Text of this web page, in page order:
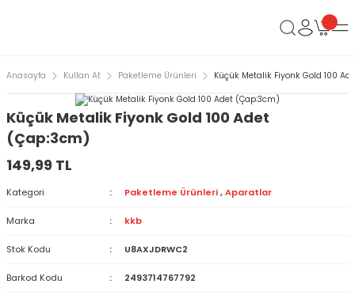
Anasayfa Kullan At Paketleme Ürünleri Küçük Metalik Fiyonk Gold 100
Küçük Metalik Fiyonk Gold 100 Adet
(Çap:3cm)
149,99 TL
Kategori Paketleme Ürünleri ,Aparatlar
Marka kkb
Stok Kodu U8AXJDRWC2
Barkod Kodu 2493714767792